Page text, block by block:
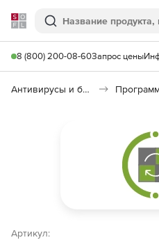
Softline
Поиск
8 (800) 200-08-60Запрос цены
Антивирусы и безопасность
Артикул: